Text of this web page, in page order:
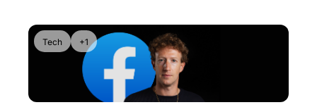
technologiques sur son territoire.
Tech +1